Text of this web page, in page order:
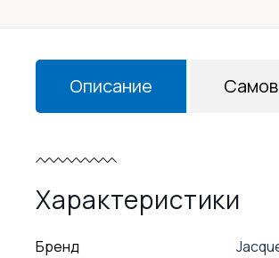
Описание
Характеристики
Бренд